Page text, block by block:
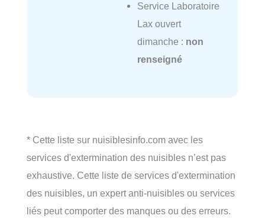
Service Laboratoire
Lax ouvert
dimanche : non
renseigné
* Cette liste sur nuisiblesinfo.com avec les
services d'extermination des nuisibles n’est pas
exhaustive. Cette liste de services d'extermination
des nuisibles, un expert anti-nuisibles ou services
liés peut comporter des manques ou des erreurs.